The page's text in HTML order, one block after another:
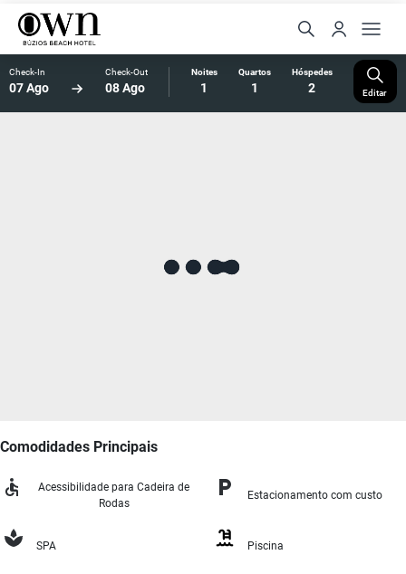
Check-In
07 Ago
Check-Out
08 Ago
Noites
1
Quartos
1
Hóspedes
2 Editar
Comodidades Principais
Acessibilidade para Cadeira de
Rodas
Estacionamento com custo
SPA Piscina